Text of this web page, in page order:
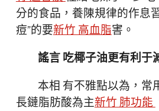
分的食品，養陳規律的作息
痘”的要新竹 高血脂害。
謠言 吃椰子油更有利于
本相 有不雅點以為，常
長鏈脂肪酸為主新竹 肺功能